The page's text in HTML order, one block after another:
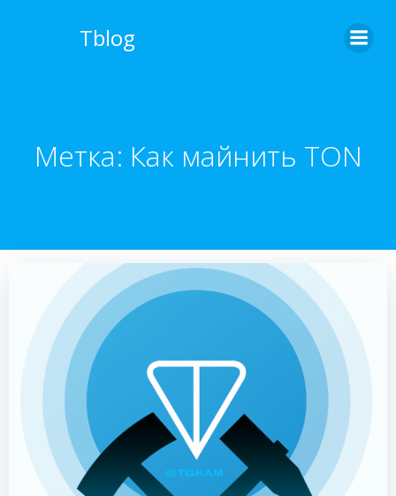
Tblog
Метка: Как майнить TON